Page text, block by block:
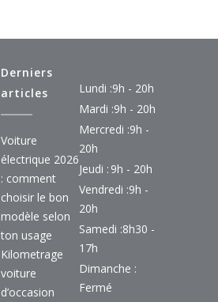
Derniers
articles
Voiture
électrique 2026
: comment
choisir le bon
modèle selon
ton usage
Kilometrage
voiture
d’occasion
Lundi :9h - 20h
Mardi :9h - 20h
Mercredi :9h -
20h
Jeudi : 9h - 20h
Vendredi :9h -
20h
Samedi :8h30 -
17h
Dimanche :
Fermé